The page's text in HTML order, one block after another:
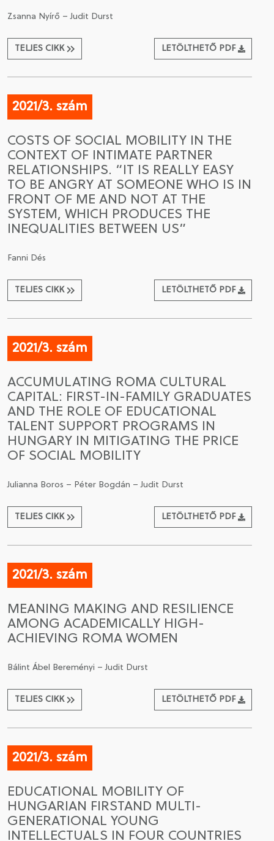
Zsanna Nyírő – Judit Durst
TELJES CIKK LETÖLTHETŐ PDF
2021/3. szám
COSTS OF SOCIAL MOBILITY IN THE
CONTEXT OF INTIMATE PARTNER
RELATIONSHIPS. “IT IS REALLY EASY
TO BE ANGRY AT SOMEONE WHO IS IN
FRONT OF ME AND NOT AT THE
SYSTEM, WHICH PRODUCES THE
INEQUALITIES BETWEEN US”
Fanni Dés
TELJES CIKK LETÖLTHETŐ PDF
2021/3. szám
ACCUMULATING ROMA CULTURAL
CAPITAL: FIRST-IN-FAMILY GRADUATES
AND THE ROLE OF EDUCATIONAL
TALENT SUPPORT PROGRAMS IN
HUNGARY IN MITIGATING THE PRICE
OF SOCIAL MOBILITY
Julianna Boros – Péter Bogdán – Judit Durst
TELJES CIKK LETÖLTHETŐ PDF
2021/3. szám
MEANING MAKING AND RESILIENCE
AMONG ACADEMICALLY HIGH-
ACHIEVING ROMA WOMEN
Bálint Ábel Bereményi – Judit Durst
TELJES CIKK LETÖLTHETŐ PDF
2021/3. szám
EDUCATIONAL MOBILITY OF
HUNGARIAN FIRSTAND MULTI-
GENERATIONAL YOUNG
INTELLECTUALS IN FOUR COUNTRIES